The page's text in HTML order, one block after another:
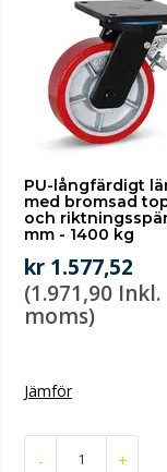
PU-långfärdigt
med bromsad
och
mm - 1400 kg
kr 1.577,52
(1.971,90 Inkl.
moms)
Jämför
- +